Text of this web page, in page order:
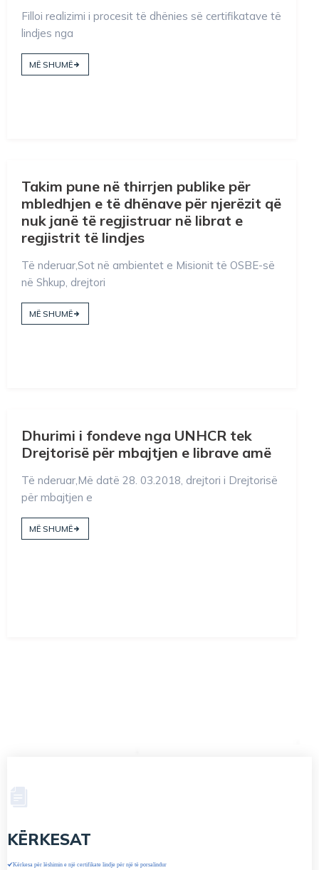
Filloi realizimi i procesit të dhënies së certifikatave të
lindjes nga
MË SHUMË
Takim pune në thirrjen publike për
mbledhjen e të dhënave për njerëzit që
nuk janë të regjistruar në librat e
regjistrit të lindjes
Të nderuar,Sot në ambientet e Misionit të OSBE-së
në Shkup, drejtori
MË SHUMË
Dhurimi i fondeve nga UNHCR tek
Drejtorisë për mbajtjen e librave amë
Të nderuar,Më datë 28. 03.2018, drejtori i Drejtorisë
për mbajtjen e
MË SHUMË
KËRKESAT
Kërkesa për lëshimin e një certifikate lindje për një të porsalindur